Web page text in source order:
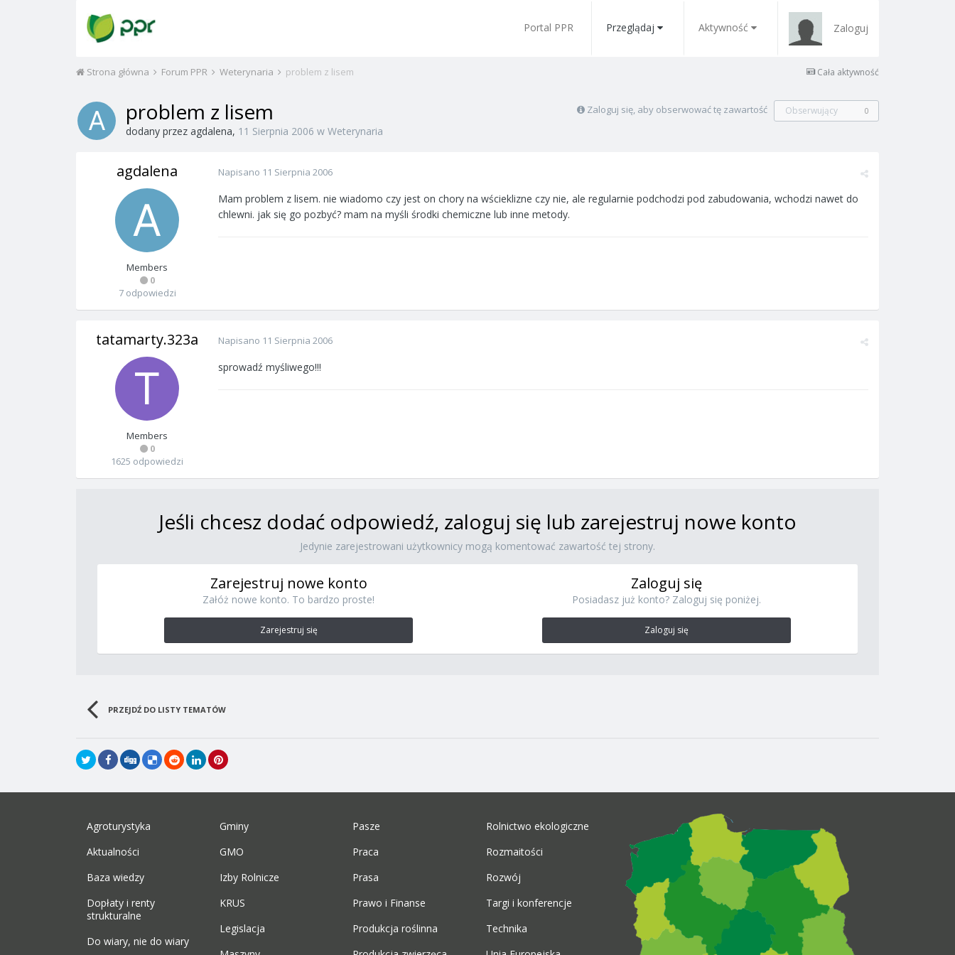
Portal PPR Przeglądaj Aktywność Zaloguj
Cała aktywność
Strona główna Forum PPR Weterynaria problem z lisem
Zaloguj się, aby obserwować tę zawartość Obserwujący 0
problem z lisem
dodany przez agdalena, 11 Sierpnia 2006 w Weterynaria
agdalena
Members
0
7 odpowiedzi
Napisano 11 Sierpnia 2006
Mam problem z lisem. nie wiadomo czy jest on chory na wścieklizne czy nie, ale regularnie podchodzi pod zabudowania, wchodzi nawet do
chlewni. jak się go pozbyć? mam na myśli środki chemiczne lub inne metody.
tatamarty.323a
Members
0
1625 odpowiedzi
Napisano 11 Sierpnia 2006
sprowadź myśliwego!!!
Jeśli chcesz dodać odpowiedź, zaloguj się lub zarejestruj nowe konto
Jedynie zarejestrowani użytkownicy mogą komentować zawartość tej strony.
Zarejestruj nowe konto
Załóż nowe konto. To bardzo proste!
Zarejestruj się
Zaloguj się
Posiadasz już konto? Zaloguj się poniżej.
Zaloguj się
PRZEJDŹ DO LISTY TEMATÓW
Agroturystyka
Aktualności
Baza wiedzy
Dopłaty i renty
strukturalne
Do wiary, nie do wiary
Gminy
GMO
Izby Rolnicze
KRUS
Legislacja
Pasze
Praca
Prasa
Prawo i Finanse
Produkcja roślinna
Rolnictwo ekologiczne
Rozmaitości
Rozwój
Targi i konferencje
Technika